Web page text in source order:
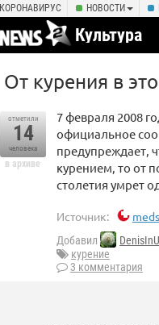
КОРОНАВИРУС НОВОСТИ
Культура
От курения в
отметили
14
человека
в архиве
7 февраля 2008
официальное
предупреждает,
курением, то от
столетия умрет
Источник:
Добавил
курение
3 комментария